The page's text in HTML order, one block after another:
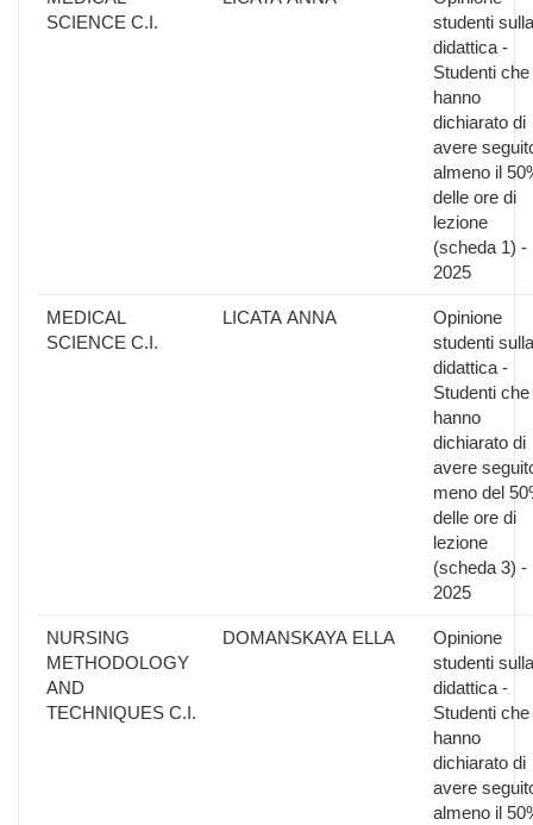
SCIENCE C.I.
studenti sulla
didattica -
Studenti che
hanno
dichiarato di
avere
almeno il
delle ore di
lezione
(scheda 1) -
2025
MEDICAL
SCIENCE C.I.
LICATA ANNA
Opinione
studenti sulla
didattica -
Studenti che
hanno
dichiarato di
avere
meno del
delle ore di
lezione
(scheda 3) -
2025
NURSING
METHODOLOGY
AND
TECHNIQUES C.I.
DOMANSKAYA ELLA
Opinione
studenti sulla
didattica -
Studenti che
hanno
dichiarato di
avere
almeno il